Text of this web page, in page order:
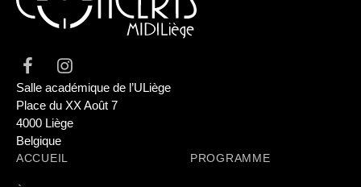
Salle académique de l’ULiège
Place du XX Août 7
4000 Liège
Belgique
ACCUEIL PROGRAMME